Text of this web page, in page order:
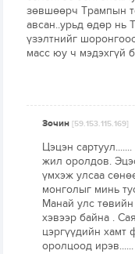
зөвшөөрч Трампын
авсан..урьд өдөр нь
үзэлтнийг
масс юу ч мэдэхгүй
Зочин[59.153.115.169]
Цэцэн
жил оролдов.
үмхэж улсаа
монголыг минь
Манай улс
хэвээр байна .
цэргүүдийн
оролцоод ирэв......